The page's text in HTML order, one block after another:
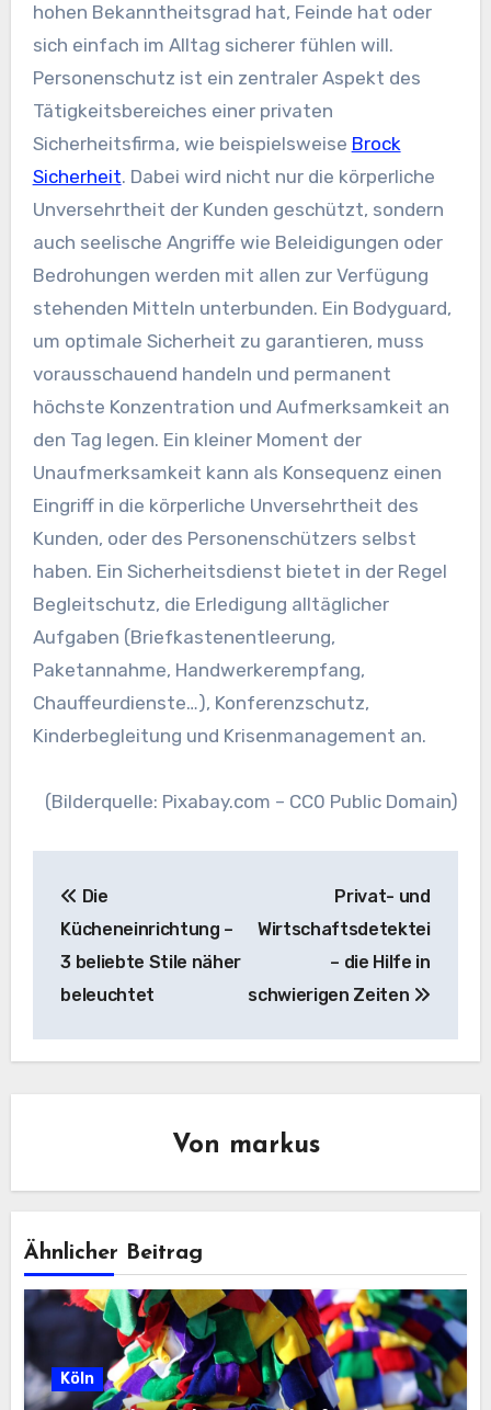
hohen Bekanntheitsgrad hat, Feinde hat oder
sich einfach im Alltag sicherer fühlen will.
Personenschutz ist ein zentraler Aspekt des
Tätigkeitsbereiches einer privaten
Sicherheitsfirma, wie beispielsweise Brock
Sicherheit. Dabei wird nicht nur die körperliche
Unversehrtheit der Kunden geschützt, sondern
auch seelische Angriffe wie Beleidigungen oder
Bedrohungen werden mit allen zur Verfügung
stehenden Mitteln unterbunden. Ein Bodyguard,
um optimale Sicherheit zu garantieren, muss
vorausschauend handeln und permanent
höchste Konzentration und Aufmerksamkeit an
den Tag legen. Ein kleiner Moment der
Unaufmerksamkeit kann als Konsequenz einen
Eingriff in die körperliche Unversehrtheit des
Kunden, oder des Personenschützers selbst
haben. Ein Sicherheitsdienst bietet in der Regel
Begleitschutz, die Erledigung alltäglicher
Aufgaben (Briefkastenentleerung,
Paketannahme, Handwerkerempfang,
Chauffeurdienste…), Konferenzschutz,
Kinderbegleitung und Krisenmanagement an.
(Bilderquelle: Pixabay.com – CC0 Public Domain)
Die
Kücheneinrichtung –
3 beliebte Stile näher
beleuchtet
Privat- und
Wirtschaftsdetektei
– die Hilfe in
schwierigen Zeiten
Von markus
Ähnlicher Beitrag
Köln